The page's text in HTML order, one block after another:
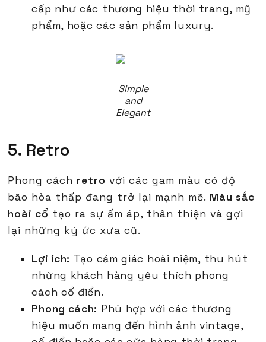
cấp như các thương hiệu thời trang, mỹ
phẩm, hoặc các sản phẩm luxury.
Simple
and
Elegant
5. Retro
Phong cách retro với các gam màu có độ
bão hòa thấp đang trở lại mạnh mẽ. Màu sắc
hoài cổ tạo ra sự ấm áp, thân thiện và gợi
lại những ký ức xưa cũ.
Lợi ích: Tạo cảm giác hoài niệm, thu hút
những khách hàng yêu thích phong
cách cổ điển.
Phong cách: Phù hợp với các thương
hiệu muốn mang đến hình ảnh vintage,